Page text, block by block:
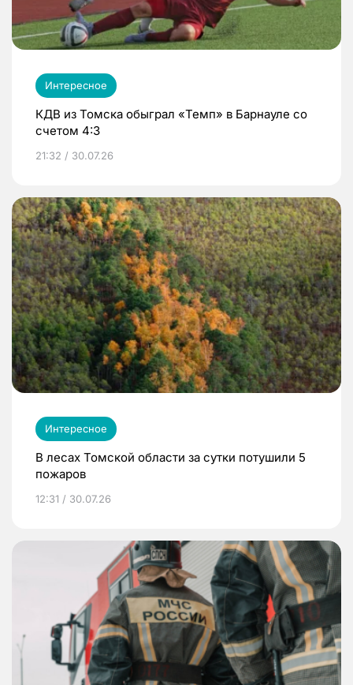
Интересное
КДВ из Томска обыграл «Темп» в Барнауле со
счетом 4:3
21:32 / 30.07.26
Интересное
В лесах Томской области за сутки потушили 5
пожаров
12:31 / 30.07.26